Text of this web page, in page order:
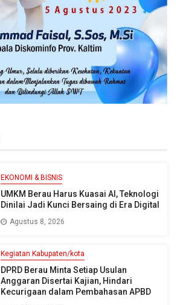
EKONOMI & BISNIS
UMKM Berau Harus Kuasai AI, Teknologi
Dinilai Jadi Kunci Bersaing di Era Digital
Agustus 8, 2026
Kegiatan Kabupaten/kota
DPRD Berau Minta Setiap Usulan
Anggaran Disertai Kajian, Hindari
Kecurigaan dalam Pembahasan APBD